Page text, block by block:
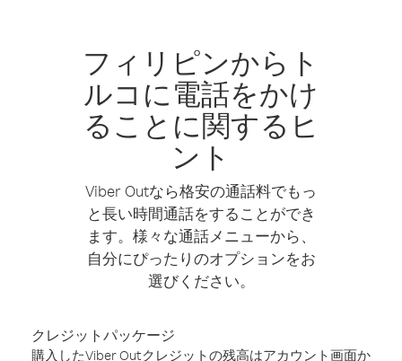
フィリピンからト
ルコに電話をかけ
ることに関するヒ
ント
Viber Outなら格安の通話料でもっ
と長い時間通話をすることができ
ます。様々な通話メニューから、
自分にぴったりのオプションをお
選びください。
クレジットパッケージ
購入したViber Outクレジットの残高はアカウント画面か